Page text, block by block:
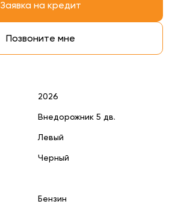
2026
Внедорожник 5 дв.
Левый
Черный
Бензин
Заявка на кредит
Позвоните мне